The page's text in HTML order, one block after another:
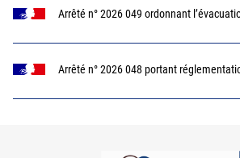
Arrêté n° 2026 049 ordonnant
Arrêté n° 2026 048 portant